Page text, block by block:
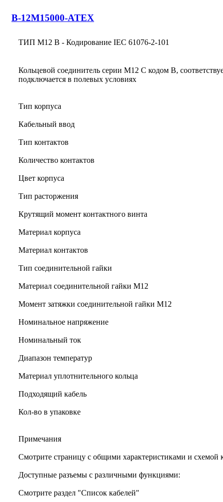
B-12M15000-ATEX
ТИП M12 B - Кодирование IEC 61076-2-101
Кольцевой соединитель серии M12 С кодом B,
подключается в полевых условиях
Тип корпуса
Кабельный ввод
Тип контактов
Количество контактов
Цвет корпуса
Тип расторжения
Крутящий момент контактного винта
Материал корпуса
Материал контактов
Тип соединительной гайки
Материал соединительной гайки M12
Момент затяжки соединительной гайки M12
Номинальное напряжение
Номинальный ток
Диапазон температур
Материал уплотнительного кольца
Подходящий кабель
Кол-во в упаковке
Примечания
Смотрите страницу с общими характеристиками и схемой
Доступные разъемы с различными функциями:
Смотрите раздел "Список кабелей"